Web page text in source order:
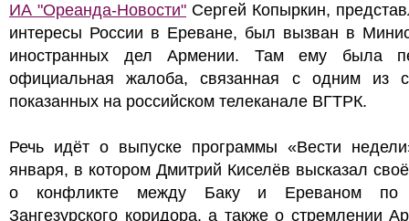
ИА "Ореанда-Новости" Сергей Копыркин,
интересы России в Ереване, был вызван в
иностранных дел Армении. Там ему была
официальная жалоба, связанная с одним из
показанных на российском телеканале ВГТРК.
Речь идёт о выпуске программы «Вести
января, в котором Дмитрий Киселёв высказал
о конфликте между Баку и Ереваном по
Зангезурского коридора, а также о стремлении